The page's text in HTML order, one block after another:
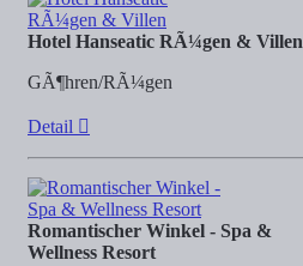
Hotel Hanseatic RÃ¼gen & Villen
GÃ¶hren/RÃ¼gen
Detail
Romantischer Winkel - Spa &
Wellness Resort